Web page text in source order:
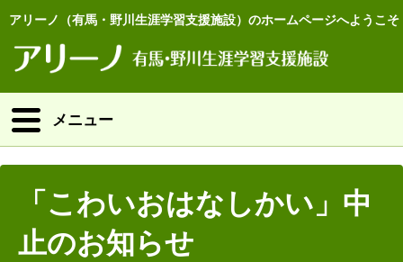
アリーノ（有馬・野川生涯学習支援施設）のホームページへようこそ
メニュー
「こわいおはなしかい」中
止のお知らせ